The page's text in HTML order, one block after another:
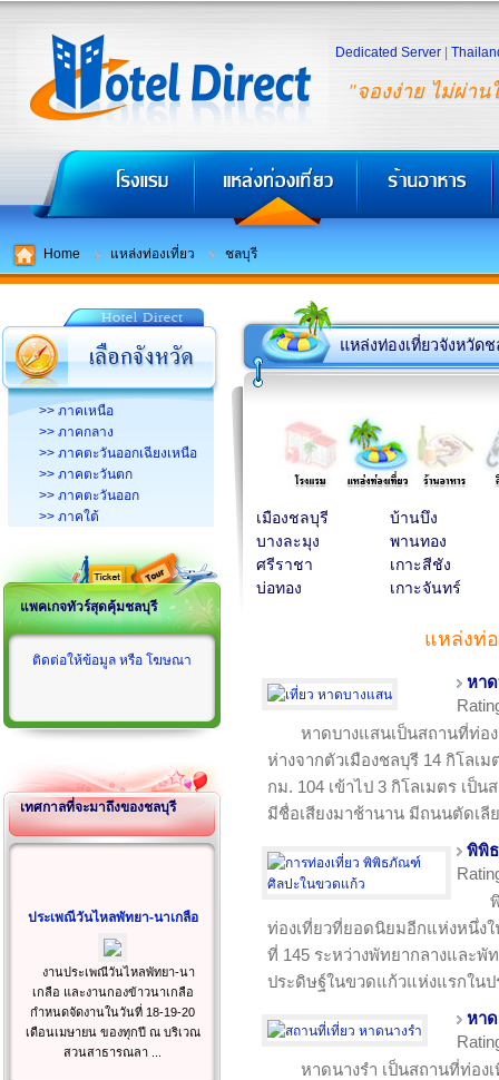
"จองง่าย ไม่ผ่าน
Dedicated Server
Home แหล่งท่องเที่ยว ชลบุรี
>> ภาคเหนือ
>> ภาคกลาง
>> ภาคตะวันออกเฉียงเหนือ
>> ภาคตะวันตก
>> ภาคตะวันออก
>> ภาคใต้
แพคเกจทัวร์สุดคุ้มชลบุรี
ติดต่อให้ข้อมูล หรือ โฆษณา
เทศกาลที่จะมาถึงของชลบุรี
ประเพณีวันไหลพัทยา-นาเกลือ
งานประเพณีวันไหลพัทยา-นา
เกลือ และงานกองข้าวนาเกลือ
กำหนดจัดงานในวันที่ 18-19-20
เดือนเมษายน ของทุกปี ณ บริเวณ
สวนสาธารณลา ...
แหล่งท่องเที่ยวจังหวัด
เมืองชลบุรี
บ้านบึง
บางละมุง
พานทอง
ศรีราชา
เกาะสีชัง
บ่อทอง
เกาะจันทร์
แหล่งท่
หา
หาดบางแสนเป็นสถานที่ท่อ
ห่างจากตัวเมืองชลบุรี 14 กิโลเ
กม. 104 เข้าไป 3 กิโลเมตร เป็
มีชื่อเสียงมาช้านาน มีถนนตัดเลี
พิพิ
ท่องเที่ยวที่ยอดนิยมอีกแห่งหนึ่ง
ที่ 145 ระหว่างพัทยากลางและพั
ประดิษฐ์ในขวดแก้วแห่งแรกในป
หาด
หาดนางรำ เป็นสถานที่ท่อง